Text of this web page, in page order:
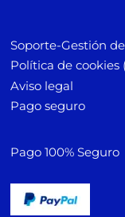
Soporte-Gestión
Política de cookies
Aviso legal
Pago seguro
Pago 100% Seguro